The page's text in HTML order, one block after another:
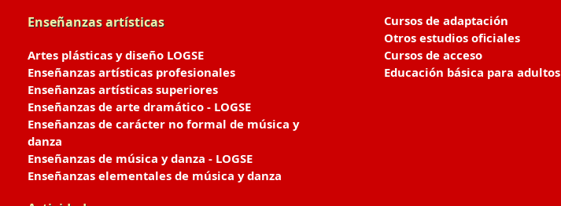
Enseñanzas artísticas
Artes plásticas y diseño LOGSE
Enseñanzas artísticas profesionales
Enseñanzas artísticas superiores
Enseñanzas de arte dramático - LOGSE
Enseñanzas de carácter no formal de música y
danza
Enseñanzas de música y danza - LOGSE
Enseñanzas elementales de música y danza
Cursos de adaptación
Otros estudios oficiales
Cursos de acceso
Educación básica para adultos